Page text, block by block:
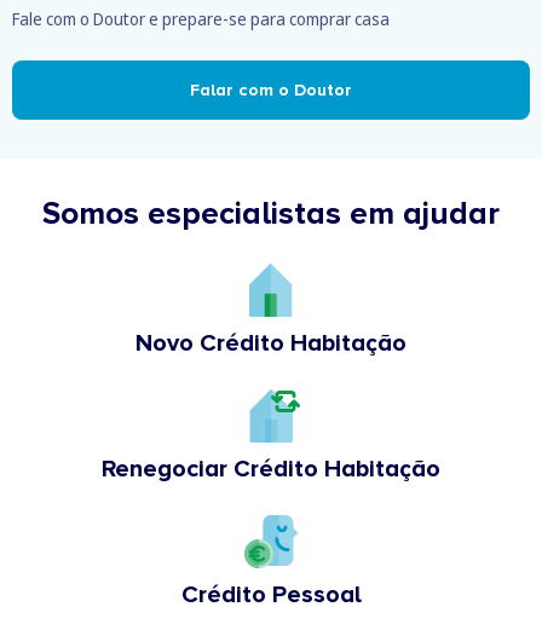
Fale com o Doutor e prepare-se para comprar casa
Falar com o Doutor
Somos especialistas em ajudar
Novo Crédito Habitação
Renegociar Crédito Habitação
Crédito Pessoal